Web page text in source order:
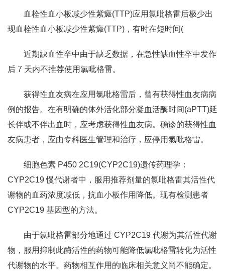
血栓性血小板减少性紫癜(TTP)应用氯吡格雷后极少出
现血栓性血小板减少性紫癜(TTP)，有时在短时间(
近期缺血性卒中由于缺乏数据，在急性缺血性卒中发作
后 7 天内不推荐使用氯吡格雷。
获得性血友病在应用氯吡格雷后，曾有获得性血友病病
例的报告。在有明确的体外活化部分凝血活酶时间(aPTT)延
长伴或不伴出血时，应考虑获得性血友病。确诊的获得性血
友病患者，应由专科医生管理和治疗，应停用氯吡格雷。
细胞色素 P450 2C19(CYP2C19)遗传药理学：
CYP2C19 慢代谢者中，服用推荐剂量的氯吡格雷其活性代
谢物的血药浓度减低，抗血小板作用降低。现有检测患者
CYP2C19 基因型的方法。
由于氯吡格雷部分地通过 CYP2C19 代谢为其活性代谢
物，服用抑制此酶活性的药物可能降低氯吡格雷转化为活性
代谢物的水平。药物相互作用的临床相关意义尚不能确定。